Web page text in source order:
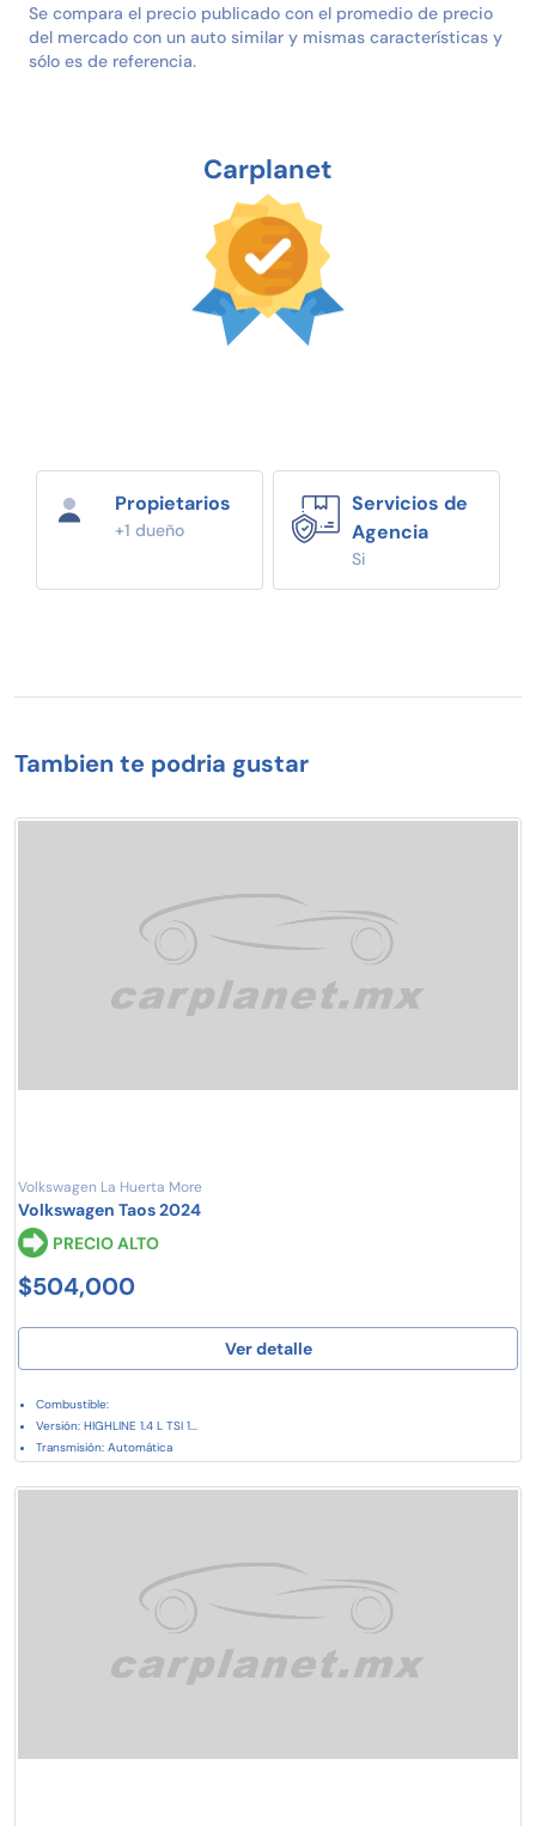
Se compara el precio publicado con el promedio de precio
del mercado con un auto similar y mismas características y
sólo es de referencia.
Carplanet
Propietarios
+1 dueño
Servicios de
Agencia
Si
Tambien te podria gustar
Volkswagen La Huerta More
Volkswagen Taos 2024
PRECIO ALTO
$504,000
Ver detalle
Combustible:
Versión: HIGHLINE 1.4 L TSI 1...
Transmisión: Automática